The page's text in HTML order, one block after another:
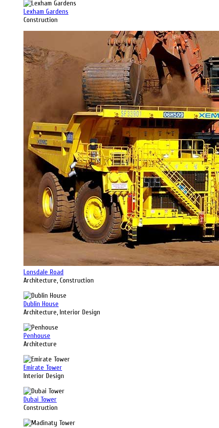
Lexham Gardens
Construction
Lonsdale Road
Architecture, Construction
Dublin House
Architecture, Interior Design
Penhouse
Architecture
Emirate Tower
Interior Design
Dubai Tower
Construction